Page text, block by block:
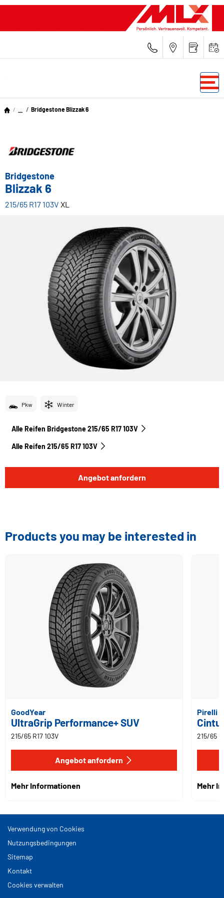
Bridgestone Blizzak 6
Bridgestone
Blizzak 6
215/65 R17 103V XL
Pkw Winter
Alle Reifen Bridgestone 215/65 R17 103V
Alle Reifen‎ 215/65 R17 103V
Angebot anfordern
Products you may be interested in
GoodYear
UltraGrip Performance+ SUV
215/65 R17 103V
Angebot anfordern
Mehr Informationen
Pirelli
215/65
Mehr
Verwendung von Cookies
Nutzungsbedingungen
Sitemap
Kontakt
Cookies verwalten